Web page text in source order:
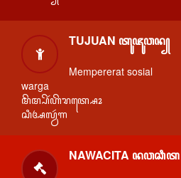
TUJUAN ꦠꦸꦗꦸꦮꦤ꧀
Mempererat sosial
warga
ꦩꦼꦩ꧀ꦥꦼꦂꦲꦼꦫꦠ꧀ꦱꦺꦴ
ꦱꦶꦄꦭ꧀ꦮꦂꦒ
NAWACITA ꦤꦮꦕꦶꦠ